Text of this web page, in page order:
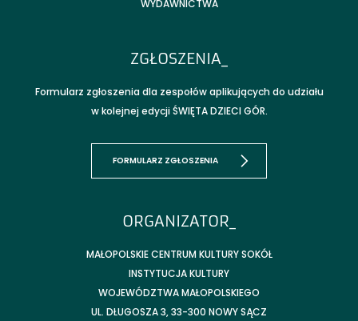
WYDAWNICTWA
ZGŁOSZENIA_
Formularz zgłoszenia dla zespołów aplikujących do udziału
w kolejnej edycji ŚWIĘTA DZIECI GÓR.
FORMULARZ ZGŁOSZENIA
ORGANIZATOR_
MAŁOPOLSKIE CENTRUM KULTURY SOKÓŁ
INSTYTUCJA KULTURY
WOJEWÓDZTWA MAŁOPOLSKIEGO
UL. DŁUGOSZA 3, 33-300 NOWY SĄCZ